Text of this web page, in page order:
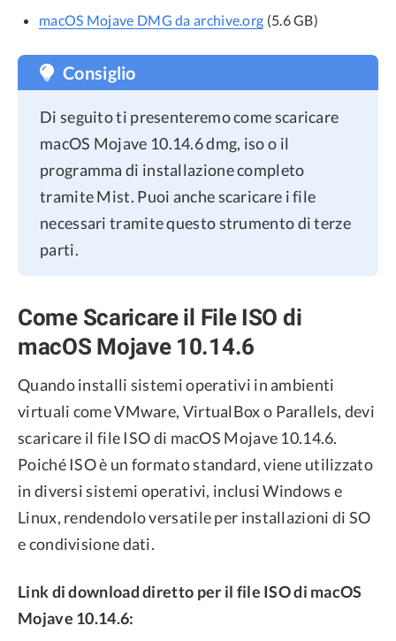
macOS Mojave DMG da archive.org (5.6 GB)
Consiglio
Di seguito ti presenteremo come scaricare
macOS Mojave 10.14.6 dmg, iso o il
programma di installazione completo
tramite Mist. Puoi anche scaricare i file
necessari tramite questo strumento di terze
parti.
Come Scaricare il File ISO di
macOS Mojave 10.14.6
Quando installi sistemi operativi in ambienti
virtuali come VMware, VirtualBox o Parallels, devi
scaricare il file ISO di macOS Mojave 10.14.6.
Poiché ISO è un formato standard, viene utilizzato
in diversi sistemi operativi, inclusi Windows e
Linux, rendendolo versatile per installazioni di SO
e condivisione dati.
Link di download diretto per il file ISO di macOS
Mojave 10.14.6: